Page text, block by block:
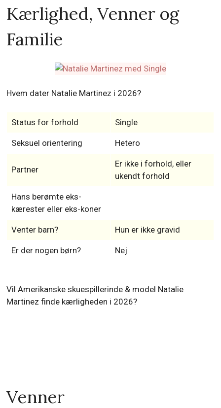
Kærlighed, Venner og
Familie
Hvem dater Natalie Martinez i 2026?
Status for forhold Single
Seksuel orientering Hetero
Partner
Er ikke i forhold, eller
ukendt forhold
Hans berømte eks-
kærester eller eks-koner
Venter barn? Hun er ikke gravid
Er der nogen børn? Nej
Vil Amerikanske skuespillerinde & model Natalie
Martinez finde kærligheden i 2026?
Venner